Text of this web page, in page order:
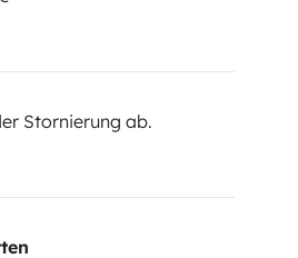
Stornierung ab.